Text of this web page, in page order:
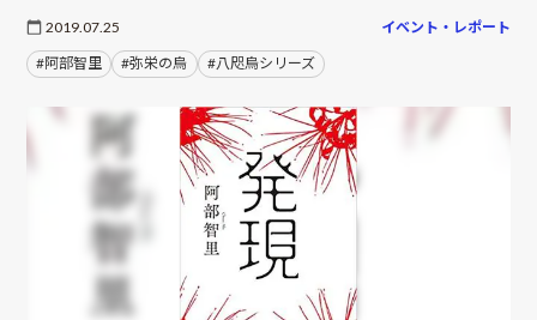
2019.07.25 イベント・レポート
#阿部智里 #弥栄の烏 #八咫烏シリーズ